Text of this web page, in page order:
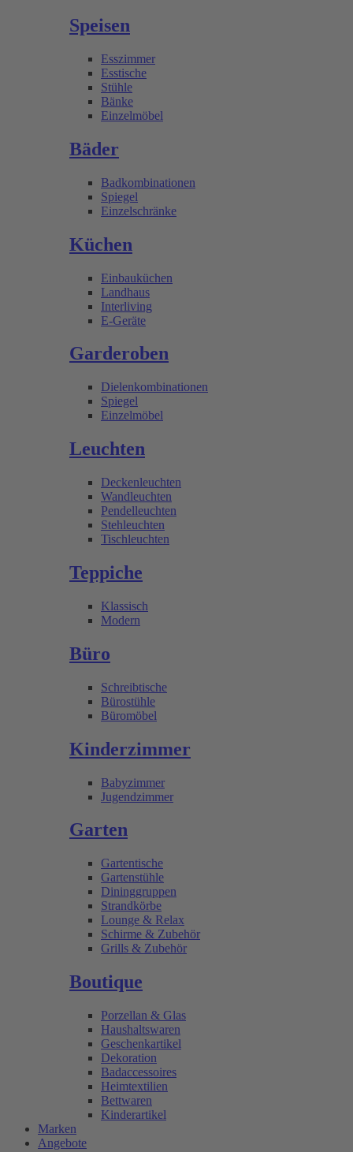
Speisen
Esszimmer
Esstische
Stühle
Bänke
Einzelmöbel
Bäder
Badkombinationen
Spiegel
Einzelschränke
Küchen
Einbauküchen
Landhaus
Interliving
E-Geräte
Garderoben
Dielenkombinationen
Spiegel
Einzelmöbel
Leuchten
Deckenleuchten
Wandleuchten
Pendelleuchten
Stehleuchten
Tischleuchten
Teppiche
Klassisch
Modern
Büro
Schreibtische
Bürostühle
Büromöbel
Kinderzimmer
Babyzimmer
Jugendzimmer
Garten
Gartentische
Gartenstühle
Dininggruppen
Strandkörbe
Lounge & Relax
Schirme & Zubehör
Grills & Zubehör
Boutique
Porzellan & Glas
Haushaltswaren
Geschenkartikel
Dekoration
Badaccessoires
Heimtextilien
Bettwaren
Kinderartikel
Marken
Angebote